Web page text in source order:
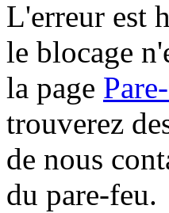
L'erreur est
le blocage
la page
trouverez
de nous
du pare-feu.